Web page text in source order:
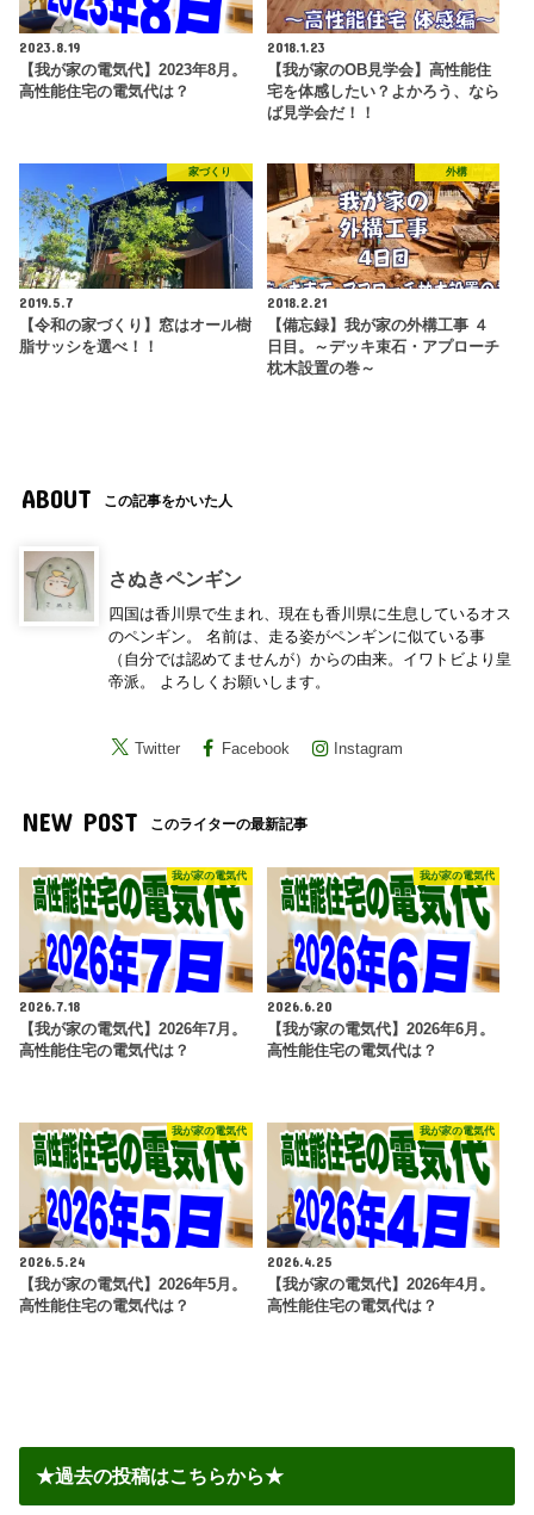
2023.8.19
【我が家の電気代】2023年8月。
高性能住宅の電気代は？
2018.1.23
【我が家のOB見学会】高性能住
宅を体感したい？よかろう、なら
ば見学会だ！！
家づくり
2019.5.7
【令和の家づくり】窓はオール樹
脂サッシを選べ！！
外構
2018.2.21
【備忘録】我が家の外構工事 ４
日目。～デッキ束石・アプローチ
枕木設置の巻～
ABOUT この記事をかいた人
さぬきペンギン
四国は香川県で生まれ、現在も香川県に生息しているオス
のペンギン。 名前は、走る姿がペンギンに似ている事
（自分では認めてませんが）からの由来。イワトビより皇
帝派。 よろしくお願いします。
Twitter Facebook Instagram
NEW POST このライターの最新記事
我が家の電気代
2026.7.18
【我が家の電気代】2026年7月。
高性能住宅の電気代は？
我が家の電気代
2026.6.20
【我が家の電気代】2026年6月。
高性能住宅の電気代は？
我が家の電気代
2026.5.24
【我が家の電気代】2026年5月。
高性能住宅の電気代は？
我が家の電気代
2026.4.25
【我が家の電気代】2026年4月。
高性能住宅の電気代は？
★過去の投稿はこちらから★